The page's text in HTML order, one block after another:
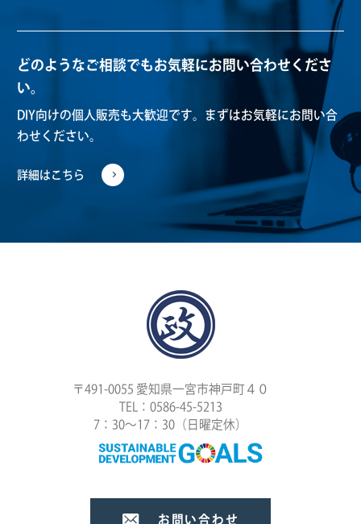
どのようなご相談でもお気軽にお問い合わせくださ
い。
DIY向けの個人販売も大歓迎です。 まずはお気軽にお問い合
わせください。
詳細はこちら
〒491-0055 愛知県一宮市神戸町４０
TEL：0586-45-5213
7：30〜17：30（日曜定休）
お問い合わせ